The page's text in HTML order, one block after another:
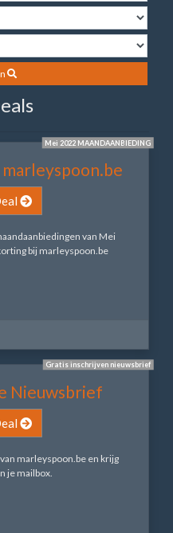
Mei 2022 MAANDAANBIEDING
van Mei
bij marleyspoon.be
Gratis inschrijven nieuwsbrief
Nieuwsbrief
marleyspoon.be en krijg
je mailbox.